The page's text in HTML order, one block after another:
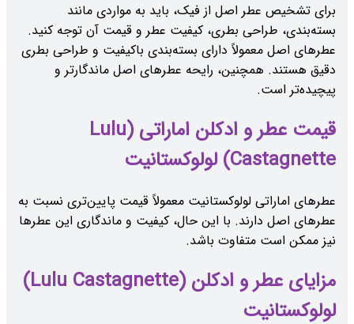
برای تشخیص عطر اصل از فیک، باید به مواردی مانند
بسته‌بندی، طراحی بطری، کیفیت عطر و قیمت آن توجه کنید.
عطرهای اصل معمولاً دارای بسته‌بندی باکیفیت و طراحی بطری
دقیق هستند. همچنین، رایحه عطرهای اصل ماندگارتر و
پیچیده‌تر است.
قیمت عطر و ادکلن اماراتی (Lulu
Castagnette) لولوکستانیت
عطرهای اماراتی لولوکستانیت معمولاً قیمت پایین‌تری نسبت به
عطرهای اصل دارند. با این حال، کیفیت و ماندگاری این عطرها
نیز ممکن است متفاوت باشد.
مزایای عطر و ادکلن (Lulu Castagnette)
لولوکستانیت